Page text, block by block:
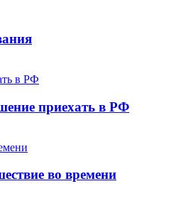
приехать в РФ
во времени